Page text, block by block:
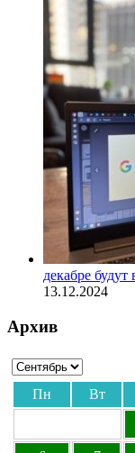
декабре
13.12.2024
Архив
Пн Вт